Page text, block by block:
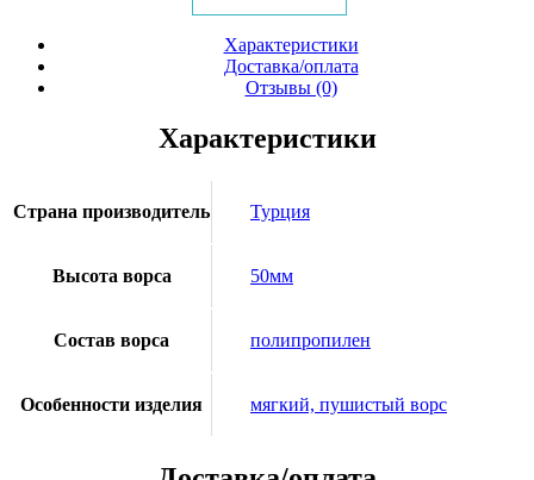
Характеристики
Доставка/оплата
Отзывы (0)
Характеристики
Страна производитель Турция
Высота ворса 50мм
Состав ворса полипропилен
Особенности изделия мягкий, пушистый ворс